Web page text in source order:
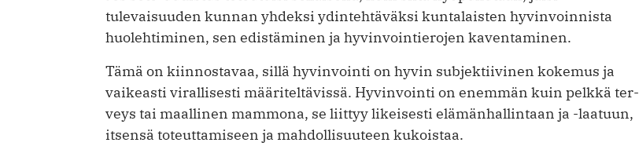
tulevaisuuden kunnan yhdeksi ydintehtäväksi kuntalaisten hyvinvoinnista
huolehtiminen, sen edistäminen ja hyvinvointierojen kaventaminen.
Tämä on kiinnostavaa, sillä hyvinvointi on hyvin subjektiivinen kokemus ja
vaikeasti virallisesti määriteltävissä. Hyvinvointi on enemmän kuin pelkkä ter­
veys tai maallinen mammona, se liittyy likeisesti elämänhallintaan ja -laatuun,
itsensä toteuttamiseen ja mahdollisuuteen kukoistaa.